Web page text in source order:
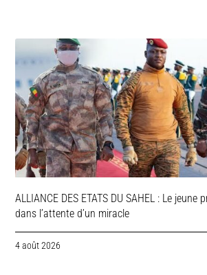
ALLIANCE DES ETATS DU SAHEL : Le
dans l’attente d’un miracle
4 août 2026